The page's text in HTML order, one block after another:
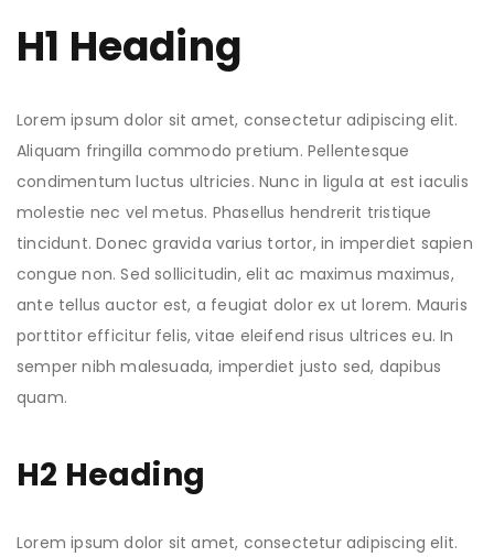
H1 Heading
Lorem ipsum dolor sit amet, consectetur adipiscing elit.
Aliquam fringilla commodo pretium. Pellentesque
condimentum luctus ultricies. Nunc in ligula at est iaculis
molestie nec vel metus. Phasellus hendrerit tristique
tincidunt. Donec gravida varius tortor, in imperdiet sapien
congue non. Sed sollicitudin, elit ac maximus maximus,
ante tellus auctor est, a feugiat dolor ex ut lorem. Mauris
porttitor efficitur felis, vitae eleifend risus ultrices eu. In
semper nibh malesuada, imperdiet justo sed, dapibus
quam.
H2 Heading
Lorem ipsum dolor sit amet, consectetur adipiscing elit.